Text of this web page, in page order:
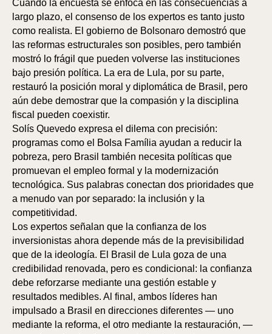
Cuando la encuesta se enfoca en las consecuencias a
largo plazo, el consenso de los expertos es tanto justo
como realista. El gobierno de Bolsonaro demostró que
las reformas estructurales son posibles, pero también
mostró lo frágil que pueden volverse las instituciones
bajo presión política. La era de Lula, por su parte,
restauró la posición moral y diplomática de Brasil, pero
aún debe demostrar que la compasión y la disciplina
fiscal pueden coexistir.
Solís Quevedo expresa el dilema con precisión:
programas como el Bolsa Família ayudan a reducir la
pobreza, pero Brasil también necesita políticas que
promuevan el empleo formal y la modernización
tecnológica. Sus palabras conectan dos prioridades que
a menudo van por separado: la inclusión y la
competitividad.
Los expertos señalan que la confianza de los
inversionistas ahora depende más de la previsibilidad
que de la ideología. El Brasil de Lula goza de una
credibilidad renovada, pero es condicional: la confianza
debe reforzarse mediante una gestión estable y
resultados medibles. Al final, ambos líderes han
impulsado a Brasil en direcciones diferentes — uno
mediante la reforma, el otro mediante la restauración, —